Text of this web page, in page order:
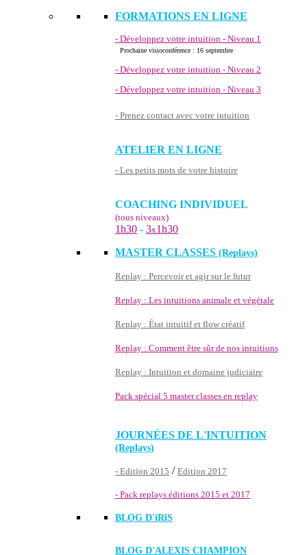
FORMATIONS EN LIGNE
- Développez votre intuition - Niveau 1
Prochaine visioconférence : 16 septembre
- Développez votre intuition - Niveau 2
- Développez votre intuition - Niveau 3
- Prenez contact avec votre intuition
ATELIER EN LIGNE
- Les petits mots de votre histoire
COACHING INDIVIDUEL
(tous niveaux)
1h30 - 3x1h30
MASTER CLASSES (Replays)
Replay : Percevoir et agir sur le futur
Replay : Les intuitions animale et végétale
Replay : État intuitif et flow créatif
Replay : Comment être sûr de nos intuitions
Replay : Intuition et domaine judiciaire
Pack spécial 5 master classes en replay
JOURNÉES DE L'INTUITION
(Replays)
- Edition 2015 / Edition 2017
- Pack replays éditions 2015 et 2017
BLOG D'iRiS
BLOG D'ALEXIS CHAMPION